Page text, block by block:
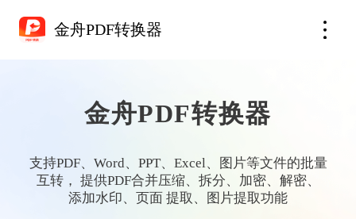
金舟PDF转换器
金舟PDF转换器
支持PDF、Word、PPT、Excel、图片等文件的批量
互转， 提供PDF合并压缩、拆分、加密、解密、
添加水印、页面 提取、图片提取功能